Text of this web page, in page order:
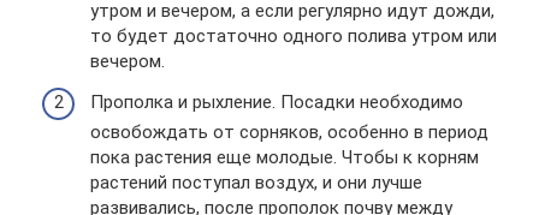
утром и вечером, а если регулярно идут дожди,
то будет достаточно одного полива утром или
вечером.
Прополка и рыхление. Посадки необходимо
освобождать от сорняков, особенно в период
пока растения еще молодые. Чтобы к корням
растений поступал воздух, и они лучше
развивались, после прополок почву между